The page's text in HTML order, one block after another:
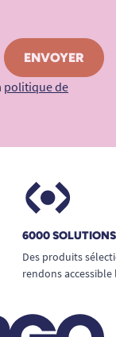
politique de
6000
Des produits
rendons